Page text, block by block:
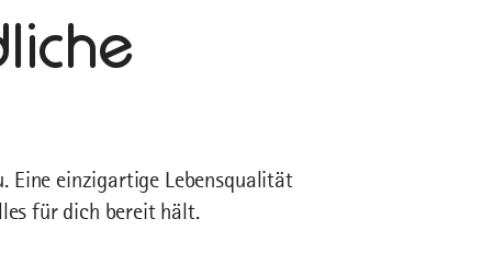
Eine einzigartige Lebensqualität
für dich bereit hält.